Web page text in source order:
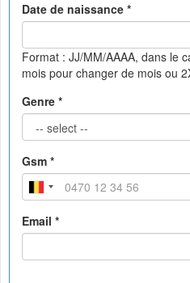
Date de naissance *
Format : JJ/MM/AAAA, dans le
mois pour changer de mois ou
Genre *
Gsm *
Email *